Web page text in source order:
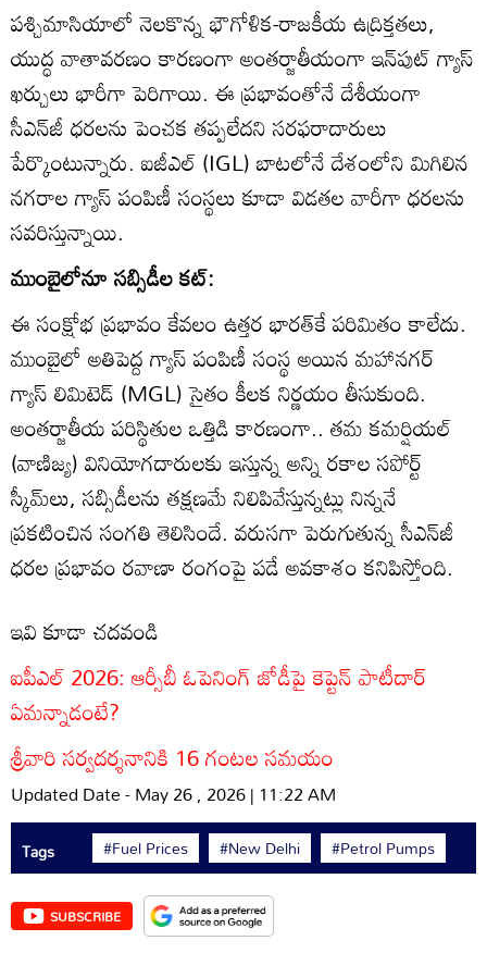
పశ్చిమాసియాలో నెలకొన్న భౌగోళిక-రాజకీయ ఉద్రిక్తతలు,
యుద్ధ వాతావరణం కారణంగా అంతర్జాతీయంగా ఇన్‌పుట్ గ్యాస్
ఖర్చులు భారీగా పెరిగాయి. ఈ ప్రభావంతోనే దేశీయంగా
సీఎన్‌జీ ధరలను పెంచక తప్పలేదని సరఫరాదారులు
పేర్కొంటున్నారు. ఐజీఎల్ (IGL) బాటలోనే దేశంలోని మిగిలిన
నగరాల గ్యాస్ పంపిణీ సంస్థలు కూడా విడతల వారీగా ధరలను
సవరిస్తున్నాయి.
ముంబైలోనూ సబ్సిడీల కట్:
ఈ సంక్షోభ ప్రభావం కేవలం ఉత్తర భారత్‌కే పరిమితం కాలేదు.
ముంబైలో అతిపెద్ద గ్యాస్ పంపిణీ సంస్థ అయిన మహానగర్
గ్యాస్ లిమిటెడ్ (MGL) సైతం కీలక నిర్ణయం తీసుకుంది.
అంతర్జాతీయ పరిస్థితుల ఒత్తిడి కారణంగా.. తమ కమర్షియల్
(వాణిజ్య) వినియోగదారులకు ఇస్తున్న అన్ని రకాల సపోర్ట్
స్కీమ్‌లు, సబ్సిడీలను తక్షణమే నిలిపివేస్తున్నట్లు నిన్ననే
ప్రకటించిన సంగతి తెలిసిందే. వరుసగా పెరుగుతున్న సీఎన్‌జీ
ధరల ప్రభావం రవాణా రంగంపై పడే అవకాశం కనిపిస్తోంది.
ఇవి కూడా చదవండి
ఐపీఎల్ 2026: ఆర్సీబీ ఓపెనింగ్ జోడీపై కెప్టెన్ పాటీదార్
ఏమన్నాడంటే?
శ్రీవారి సర్వదర్శనానికి 16 గంటల సమయం
Updated Date - May 26 , 2026 | 11:22 AM
Tags #Fuel Prices #New Delhi #Petrol Pumps
SUBSCRIBE